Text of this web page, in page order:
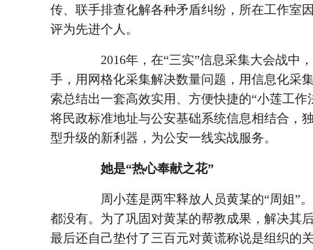
传、联手排查化解各种矛盾纠纷，所在工作室
评为先进个人。
2016年，在“三实”信息采集大会战中
手，用网格化采集解决数量问题，用信息化采
索总结出一套高效实用、方便快捷的“小莲工
将民政标准地址与公安基础系统信息相结合，
型升级的新利器，为公安一线实战服务。
她是“热心奉献之花”
周小莲是两牢释放人员黄某的“周姐”。
都没有。为了巩固对黄某的帮教成果，解决其
最后还自己垫付了三百元对黄谎称说是组织的